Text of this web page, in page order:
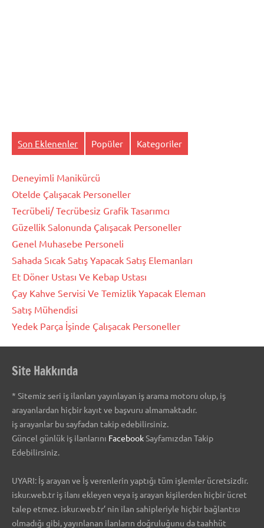
Son Eklenenler Popüler Kategoriler
Deneyimli Manikürcü
Otelde Çalışacak Personeller
Tecrübeli/ Tecrübesiz Grafik Tasarımcı
Güzellik Salonunda Çalışacak Personeller
Genel Muhasebe Personeli
Sahada Sıcak Satış Yapacak Satış Elemanları
Et Döner Ustası Ve Kebap Ustası
Çay Kahve Servisi Ve Temizlik Yapacak Eleman
Satış Mühendisi
Yedek Parça İşinde Çalışacak Personeller
Site Hakkında
* Sitemiz seri iş ilanları yayınlayan iş arama motoru olup, iş
arayanlardan hiçbir kayıt ve başvuru almamaktadır.
iş arayanlar bu sayfadan takip edebilirsiniz.
Güncel günlük iş ilanlarını FacebookSayfamızdan Takip
Edebilirsiniz.
UYARI: İş arayan ve İş verenlerin yaptığı tüm işlemler ücretsizdir.
iskur.web.tr iş ilanı ekleyen veya iş arayan kişilerden hiçbir ücret
talep etmez. iskur.web.tr’ nin ilan sahipleriyle hiçbir bağlantısı
olmadığı gibi, yayınlanan ilanların doğruluğunu da taahhüt